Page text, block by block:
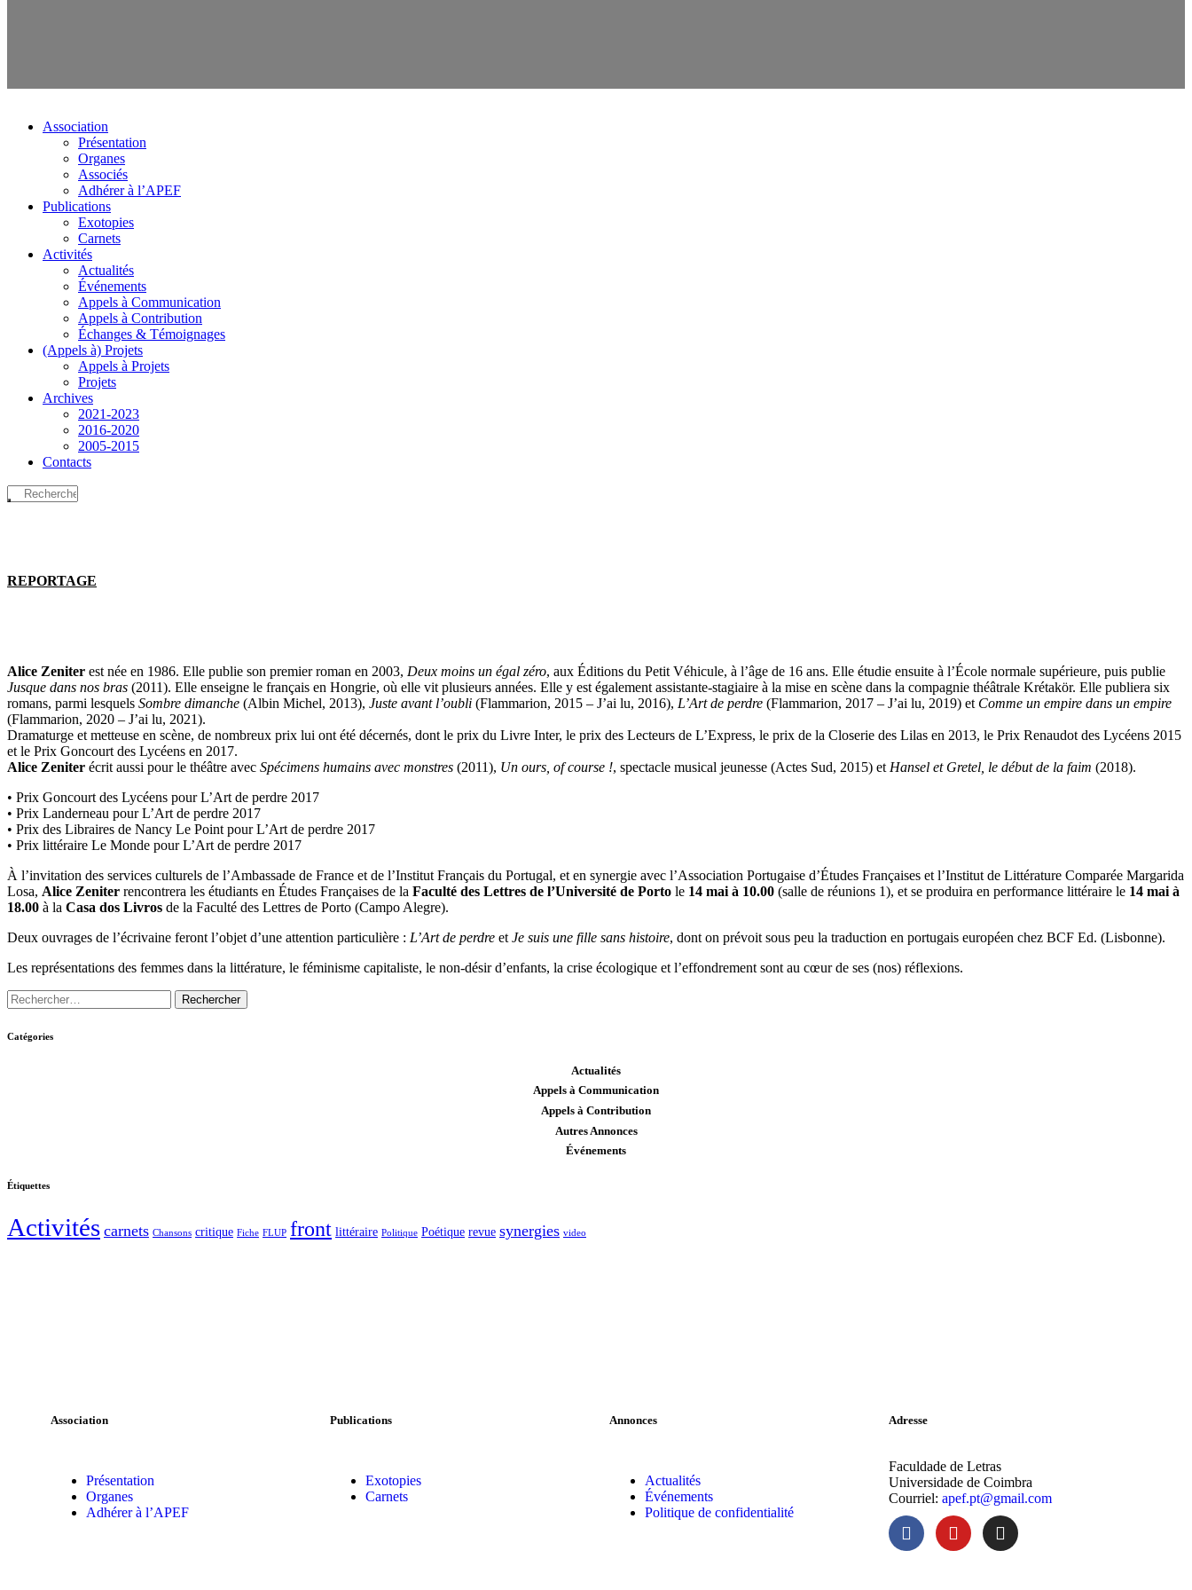
Association
Présentation
Organes
Associés
Adhérer à l’APEF
Publications
Exotopies
Carnets
Activités
Actualités
Événements
Appels à Communication
Appels à Contribution
Échanges & Témoignages
(Appels à) Projets
Appels à Projets
Projets
Archives
2021-2023
2016-2020
2005-2015
Contacts
REPORTAGE
Alice Zeniter est née en 1986. Elle publie son premier roman en 2003, Deux moins un égal zéro, aux Éditions du Petit Véhicule, à l’âge de 16 ans. Elle étudie ensuite à l’École normale supérieure, puis publie
Jusque dans nos bras (2011). Elle enseigne le français en Hongrie, où elle vit plusieurs années. Elle y est également assistante-stagiaire à la mise en scène dans la compagnie théâtrale Krétakör. Elle publiera six
romans, parmi lesquels Sombre dimanche (Albin Michel, 2013), Juste avant l’oubli (Flammarion, 2015 – J’ai lu, 2016), L’Art de perdre (Flammarion, 2017 – J’ai lu, 2019) et Comme un empire dans un empire
(Flammarion, 2020 – J’ai lu, 2021).
Dramaturge et metteuse en scène, de nombreux prix lui ont été décernés, dont le prix du Livre Inter, le prix des Lecteurs de L’Express, le prix de la Closerie des Lilas en 2013, le Prix Renaudot des Lycéens 2015
et le Prix Goncourt des Lycéens en 2017.
Alice Zeniter écrit aussi pour le théâtre avec Spécimens humains avec monstres (2011), Un ours, of course !, spectacle musical jeunesse (Actes Sud, 2015) et Hansel et Gretel, le début de la faim (2018).
• Prix Goncourt des Lycéens pour L’Art de perdre 2017
• Prix Landerneau pour L’Art de perdre 2017
• Prix des Libraires de Nancy Le Point pour L’Art de perdre 2017
• Prix littéraire Le Monde pour L’Art de perdre 2017
À l’invitation des services culturels de l’Ambassade de France et de l’Institut Français du Portugal, et en synergie avec l’Association Portugaise d’Études Françaises et l’Institut de Littérature Comparée Margarida
Losa, Alice Zeniter rencontrera les étudiants en Études Françaises de la Faculté des Lettres de l’Université de Porto le 14 mai à 10.00 (salle de réunions 1), et se produira en performance littéraire le 14 mai à
18.00 à la Casa dos Livros de la Faculté des Lettres de Porto (Campo Alegre).
Deux ouvrages de l’écrivaine feront l’objet d’une attention particulière : L’Art de perdre et Je suis une fille sans histoire, dont on prévoit sous peu la traduction en portugais européen chez BCF Ed. (Lisbonne).
Les représentations des femmes dans la littérature, le féminisme capitaliste, le non-désir d’enfants, la crise écologique et l’effondrement sont au cœur de ses (nos) réflexions.
Catégories
Actualités
Appels à Communication
Appels à Contribution
Autres Annonces
Événements
Étiquettes
Activités carnets Chansons critique Fiche FLUP front littéraire Politique Poétique revue synergies video
Association
Présentation
Organes
Adhérer à l’APEF
Publications
Exotopies
Carnets
Annonces
Actualités
Événements
Politique de confidentialité
Adresse
Faculdade de Letras
Universidade de Coimbra
Courriel: apef.pt@gmail.com